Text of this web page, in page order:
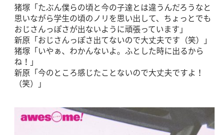
猪塚「たぶん僕らの頃と今の子達とは違うんだろうなと
思いながら学生の頃のノリを思い出して、ちょっとでも
おじさんっぽさが出ないように頑張っています」
新原「おじさんっぽさ出てないので大丈夫です（笑）」
猪塚「いやぁ、わかんないよ。ふとした時に出るから
ね！」
新原「今のところ感じたことないので大丈夫ですよ！
（笑）」